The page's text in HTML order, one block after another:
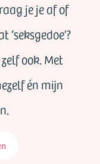
je je af of
ook. Met
én mijn